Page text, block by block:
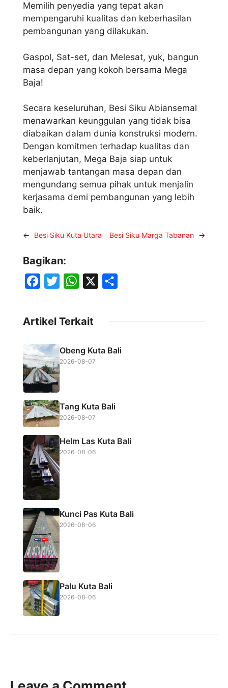
Memilih penyedia yang tepat akan
mempengaruhi kualitas dan keberhasilan
pembangunan yang dilakukan.
Gaspol, Sat-set, dan Melesat, yuk, bangun
masa depan yang kokoh bersama Mega
Baja!
Secara keseluruhan, Besi Siku Abiansemal
menawarkan keunggulan yang tidak bisa
diabaikan dalam dunia konstruksi modern.
Dengan komitmen terhadap kualitas dan
keberlanjutan, Mega Baja siap untuk
menjawab tantangan masa depan dan
mengundang semua pihak untuk menjalin
kerjasama demi pembangunan yang lebih
baik.
← Besi Siku Kuta Utara Besi Siku Marga Tabanan →
Bagikan:
e
b
o
o
t
e
W
t
A
Artikel Terkait
Obeng Kuta Bali
2026-08-07
Tang Kuta Bali
2026-08-07
Helm Las Kuta Bali
2026-08-06
Kunci Pas Kuta Bali
2026-08-06
Palu Kuta Bali
2026-08-06